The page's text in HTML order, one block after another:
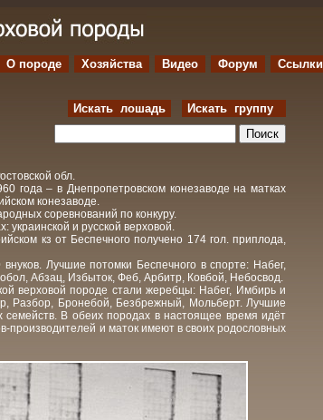
O породе Хозяйства Видео Форум Ссылки
Искать лошадь Искать группу
обл.
года – в Днепропетровском конезаводе на матках
конезаводе.
соревнований по конкуру.
украинской и русской верховой.
кз от Беспечного получено 174 гол. приплода,
Лучшие потомки Беспечного в спорте: Набег,
Абзац, Избыток, Феб, Арбитр, Ковбой, Небосвод.
верховой породе стали жеребцы: Набег, Имбирь и
Разбор, Бронебой, Безбрежный, Мольберт. Лучшие
В обеих породах в настоящее время идёт
производителей и маток имеют в своих родословных